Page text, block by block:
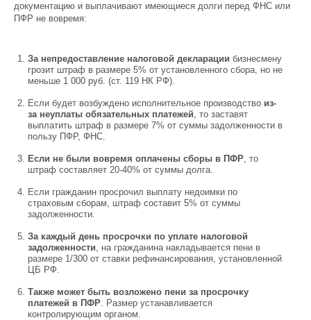
документацию и выплачивают имеющиеся долги перед ФНС или
ПФР не вовремя:
За непредоставление налоговой декларации бизнесмену
грозит штраф в размере 5% от установленного сбора, но не
меньше 1 000 руб. (ст. 119 НК РФ).
Если будет возбуждено исполнительное производство из-
за неуплаты обязательных платежей, то заставят
выплатить штраф в размере 7% от суммы задолженности в
пользу ПФР, ФНС.
Если не были вовремя оплачены сборы в ПФР, то
штраф составляет 20-40% от суммы долга.
Если гражданин просрочил выплату недоимки по
страховым сборам, штраф составит 5% от суммы
задолженности.
За каждый день просрочки по уплате налоговой
задолженности, на гражданина накладывается пени в
размере 1/300 от ставки рефинансирования, установленной
ЦБ РФ.
Также может быть возложено пени за просрочку
платежей в ПФР. Размер устанавливается
контролирующим органом.